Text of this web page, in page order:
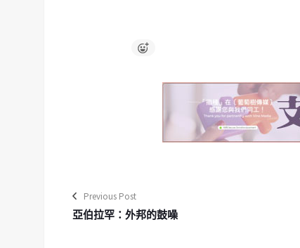
Previous Post
亞伯拉罕：外邦的鼓噪